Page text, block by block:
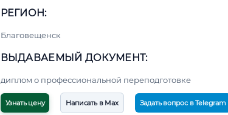
РЕГИОН:
Благовещенск
ВЫДАВАЕМЫЙ ДОКУМЕНТ:
диплом о профессиональной переподготовке
Узнать цену Написать в Max Задать вопрос в Telegram